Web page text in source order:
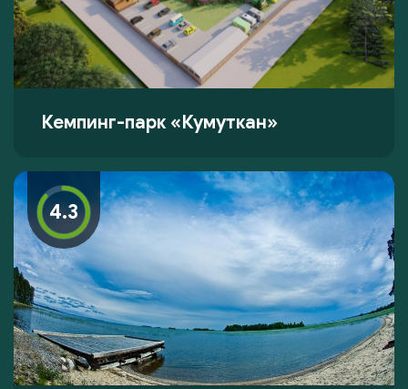
Кемпинг-парк «Кумуткан»
4.3